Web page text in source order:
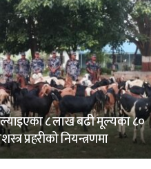
८ लाख बढी मूल्यका ८०
प्रहरीको नियन्त्रणमा